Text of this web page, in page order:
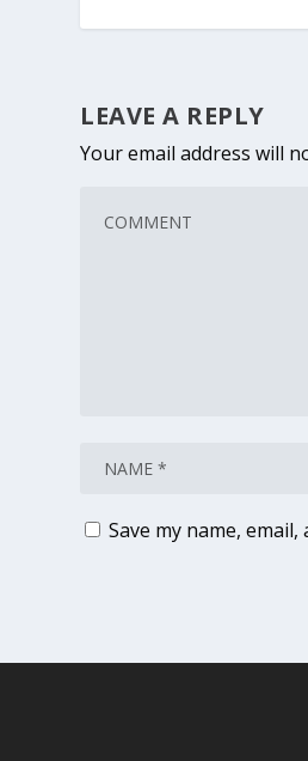
LEAVE A REPLY
Your email address will
Save my name,